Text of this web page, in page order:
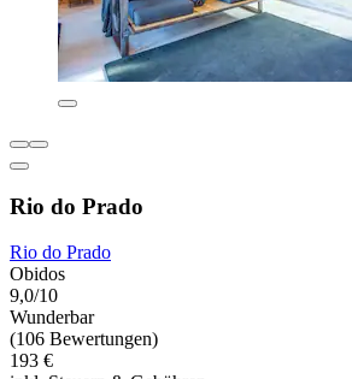
Rio do Prado
Rio do Prado
Obidos
9,0/10
Wunderbar
(106 Bewertungen)
193 €